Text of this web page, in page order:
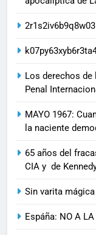
2r1s2iv6b9q8w03
Los derechos
Penal
MAYO 1967:
la naciente
65 años del
CIA y de
Sin varita mágica
Espáña: NO A LA